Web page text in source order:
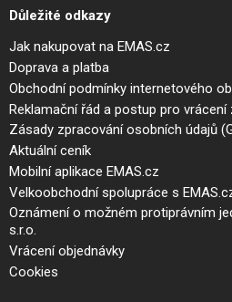
Důležité odkazy
Jak nakupovat na EMAS.cz
Doprava a platba
Obchodní podmínky internetového
Reklamační řád a postup pro vrácení
Zásady zpracování osobních údajů
Aktuální ceník
Mobilní aplikace EMAS.cz
Velkoobchodní spolupráce s
Oznámení o možném protiprávním
s.r.o.
Vrácení objednávky
Cookies